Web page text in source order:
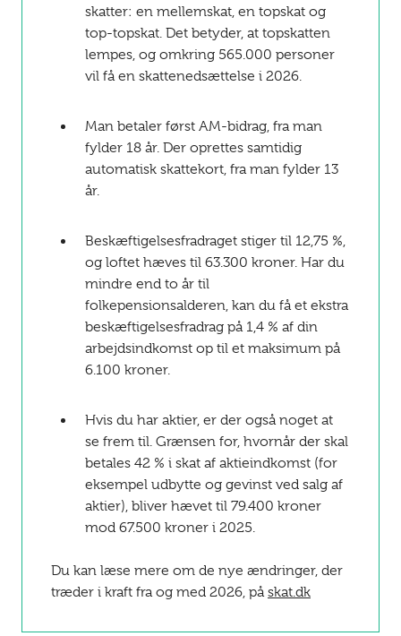
skatter: en mellemskat, en topskat og
top-topskat. Det betyder, at topskatten
lempes, og omkring 565.000 personer
vil få en skattenedsættelse i 2026.
Man betaler først AM-bidrag, fra man
fylder 18 år. Der oprettes samtidig
automatisk skattekort, fra man fylder 13
år.
Beskæftigelsesfradraget stiger til 12,75 %,
og loftet hæves til 63.300 kroner. Har du
mindre end to år til
folkepensionsalderen, kan du få et ekstra
beskæftigelsesfradrag på 1,4 % af din
arbejdsindkomst op til et maksimum på
6.100 kroner.
Hvis du har aktier, er der også noget at
se frem til. Grænsen for, hvornår der skal
betales 42 % i skat af aktieindkomst (for
eksempel udbytte og gevinst ved salg af
aktier), bliver hævet til 79.400 kroner
mod 67.500 kroner i 2025.
Du kan læse mere om de nye ændringer, der
træder i kraft fra og med 2026, påskat.dk